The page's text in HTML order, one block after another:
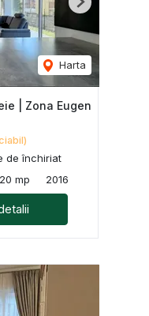
Harta
Next
| Zona Eugen
de închiriat
mp 2016